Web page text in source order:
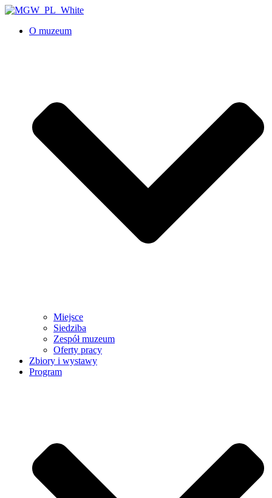
O muzeum
Miejsce
Siedziba
Zespół muzeum
Oferty pracy
Zbiory i wystawy
Program